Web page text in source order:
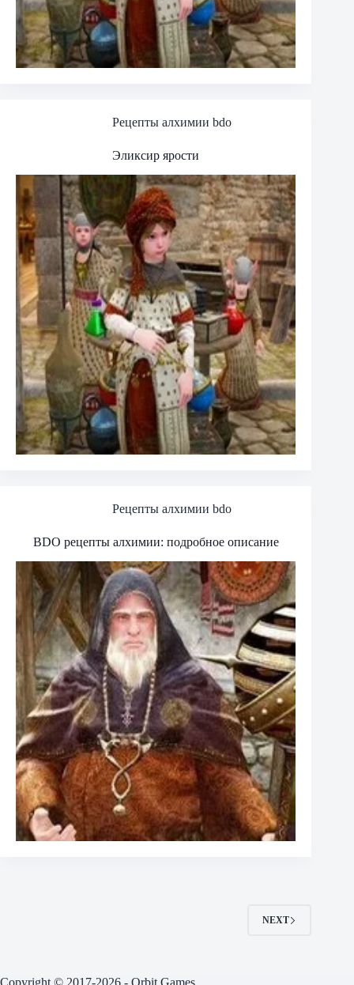
Рецепты алхимии bdo
Эликсир ярости
Рецепты алхимии bdo
BDO рецепты алхимии: подробное описание
NEXT